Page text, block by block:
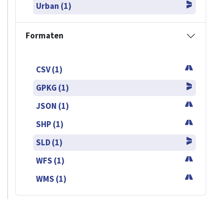
Urban (1)
Formaten
CSV (1)
GPKG (1)
JSON (1)
SHP (1)
SLD (1)
WFS (1)
WMS (1)